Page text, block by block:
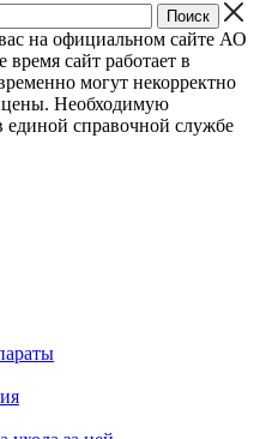
на официальном сайте АО
сайт работает в
могут некорректно
цены. Необходимую
справочной службе